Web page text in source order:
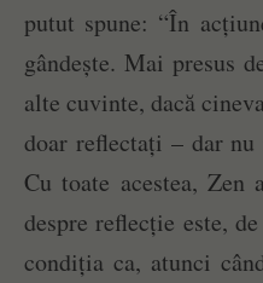
putut spune: “În
gândește. Mai presus
alte cuvinte, dacă
doar reflectați – dar
Cu toate acestea,
despre reflecție este,
condiția ca, atunci